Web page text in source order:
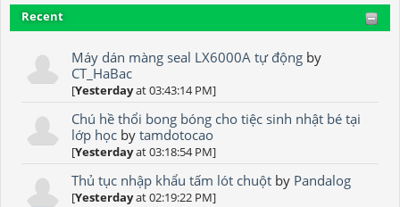
Recent
Máy dán màng seal LX6000A tự động by
CT_HaBac
[Yesterdayat 03:43:14 PM]
Chú hề thổi bong bóng cho tiệc sinh nhật bé tại
lớp học bytamdotocao
[Yesterdayat 03:18:54 PM]
Thủ tục nhập khẩu tấm lót chuột by Pandalog
[Yesterdayat 02:19:22 PM]